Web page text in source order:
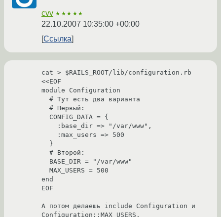
cvv ★★★★★
22.10.2007 10:35:00 +00:00
Ссылка
cat > $RAILS_ROOT/lib/configuration.rb
<<EOF
module Configuration
end
EOF
А потом делаешь include Configuration и
Configuration::MAX_USERS.